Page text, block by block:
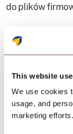
This website
We use cookies
usage, and
marketing
do plików
blokując
klawisze
wybranych